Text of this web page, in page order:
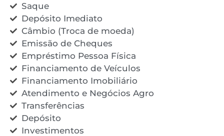
Saque
Depósito Imediato
Câmbio (Troca de moeda)
Emissão de Cheques
Empréstimo Pessoa Física
Financiamento de Veículos
Financiamento Imobiliário
Atendimento e Negócios Agro
Transferências
Depósito
Investimentos